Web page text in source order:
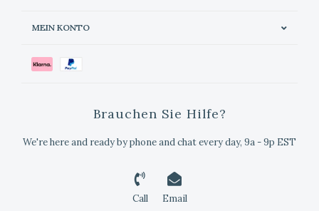
MEIN KONTO
Brauchen Sie Hilfe?
We're here and ready by phone and chat every day, 9a - 9p EST
Call Email